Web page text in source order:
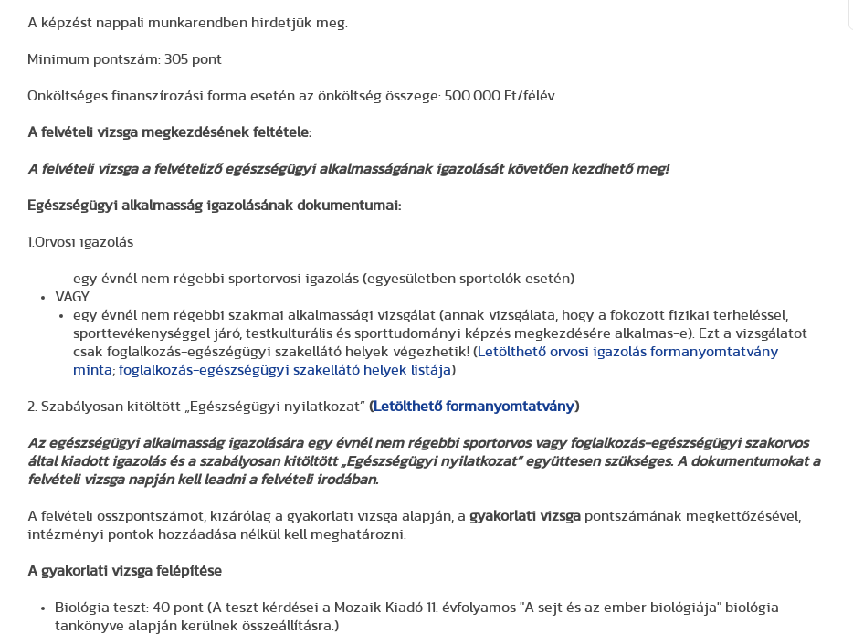
A képzést nappali munkarendben hirdetjük meg.
Minimum pontszám: 305 pont
Önköltséges finanszírozási forma esetén az önköltség összege: 500.000 Ft/félév
A felvételi vizsga megkezdésének feltétele:
A felvételi vizsga a felvételiző egészségügyi alkalmasságának igazolását követően kezdhető meg!
Egészségügyi alkalmasság igazolásának dokumentumai:
1.Orvosi igazolás
egy évnél nem régebbi sportorvosi igazolás (egyesületben sportolók esetén)
VAGY
egy évnél nem régebbi szakmai alkalmassági vizsgálat (annak vizsgálata, hogy a fokozott fizikai terheléssel,
sporttevékenységgel járó, testkulturális és sporttudományi képzés megkezdésére alkalmas-e). Ezt a vizsgálatot
csak foglalkozás-egészégügyi szakellátó helyek végezhetik! ( Letölthető orvosi igazolás formanyomtatvány
minta; foglalkozás-egészségügyi szakellátó helyek listája)
2. Szabályosan kitöltött „Egészségügyi nyilatkozat” (Letölthető formanyomtatvány)
Az egészségügyi alkalmasság igazolására egy évnél nem régebbi sportorvos vagy foglalkozás-egészségügyi szakorvos
által kiadott igazolás és a szabályosan kitöltött „Egészségügyi nyilatkozat” együttesen szükséges. A dokumentumokat a
felvételi vizsga napján kell leadni a felvételi irodában.
A felvételi összpontszámot, kizárólag a gyakorlati vizsga alapján, a gyakorlati vizsga pontszámának megkettőzésével,
intézményi pontok hozzáadása nélkül kell meghatározni.
A gyakorlati vizsga felépítése
Biológia teszt: 40 pont (A teszt kérdései a Mozaik Kiadó 11. évfolyamos "A sejt és az ember biológiája" biológia
tankönyve alapján kerülnek összeállításra.)